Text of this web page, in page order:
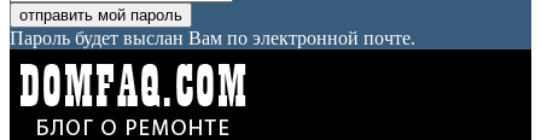
Пароль будет выслан Вам по электронной почте.